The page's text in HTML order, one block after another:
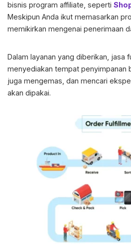
bisnis program affiliate, seperti
Meskipun Anda ikut memasarkan
memikirkan mengenai penerimaan
Dalam layanan yang diberikan, jasa
menyediakan tempat penyimpanan
juga mengemas, dan mencari
akan dipakai.